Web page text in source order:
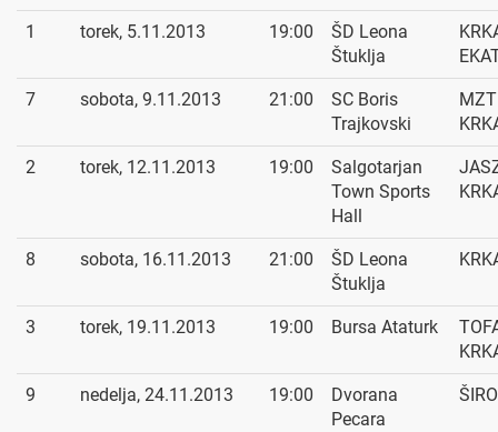
1 torek, 5.11.2013 19:00
ŠD Leona
Štuklja
7 sobota, 9.11.2013 21:00
SC Boris
Trajkovski
2 torek, 12.11.2013 19:00
Salgotarjan
Town Sports
Hall
8 sobota, 16.11.2013 21:00
ŠD Leona
Štuklja
3 torek, 19.11.2013 19:00 Bursa Ataturk
9 nedelja, 24.11.2013 19:00
Dvorana
Pecara